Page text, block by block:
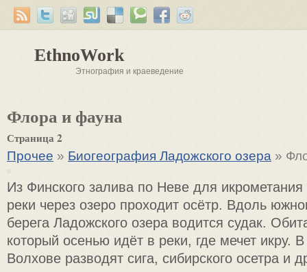
EthnoWork
Этнография и краеведение
Флора и фауна
Страница 2
Прочее » Биогеография Ладожского озера »
Из Финского залива по Неве для
реки через озеро проходит осётр. Вдоль
берега Ладожского озера водится судак.
который осенью идёт в реки, где мечет икру.
Волхове разводят сига, сибирского осетра и